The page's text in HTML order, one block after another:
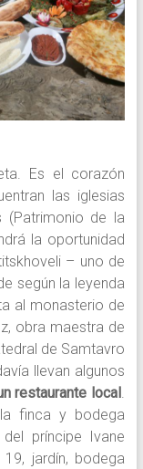
Es el corazón
las iglesias
(Patrimonio de la
la oportunidad
– uno de
según la leyenda
al monasterio de
obra maestra de
de Samtavro
llevan algunos
restaurante local .
finca y bodega
del príncipe Ivane
jardín, bodega